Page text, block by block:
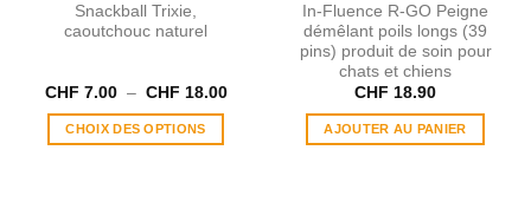
Snackball Trixie,
caoutchouc naturel
CHF 7.00 – CHF 18.00Plage
CHOIX DES OPTIONS
In​-​Fluence R​-​GO Peigne
démêlant poils longs (39
pins) produit de soin pour
chats et chiens
CHF 18.90
AJOUTER AU PANIER